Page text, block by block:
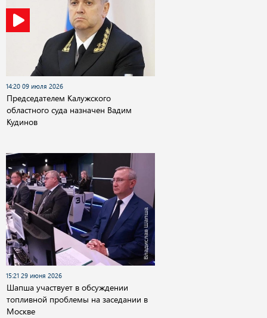
14:20 09 июля 2026
Председателем Калужского
областного суда назначен Вадим
Кудинов
15:21 29 июня 2026
Шапша участвует в обсуждении
топливной проблемы на заседании в
Москве